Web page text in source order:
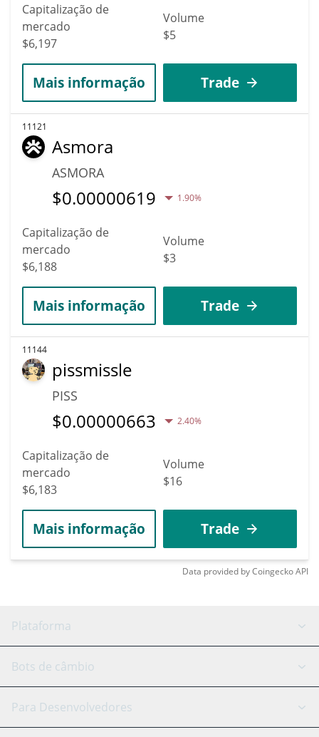
Capitalização de
mercado
$6,197
Volume
$5
Mais informação Trade
11121
Asmora
ASMORA
$0.00000619 1.90%
Capitalização de
mercado
$6,188
Volume
$3
Mais informação Trade
11144
pissmissle
PISS
$0.00000663 2.40%
Capitalização de
mercado
$6,183
Volume
$16
Mais informação Trade
Data provided byCoingeckoAPI
Plataforma
Bot GRID
Signal Bot
Assistente de IA
Bots de câmbio
Binance
Para Desenvolvedores